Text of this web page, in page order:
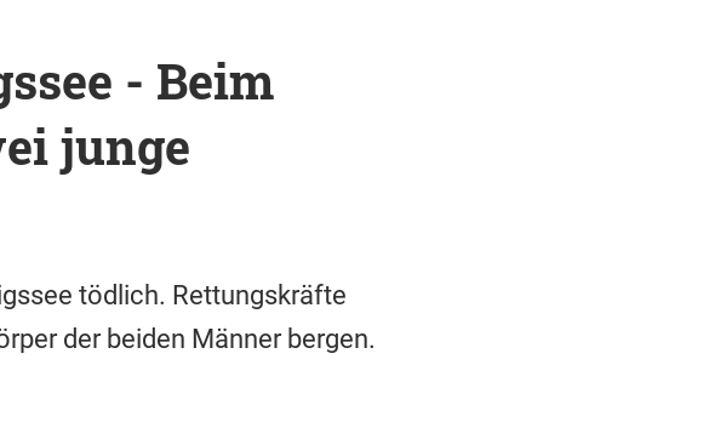
- Beim
junge
tödlich. Rettungskräfte
der beiden Männer bergen.